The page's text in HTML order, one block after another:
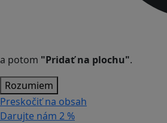
a potom "Pridať na plochu".
Rozumiem
Preskočiť na obsah
Darujte nám 2 %